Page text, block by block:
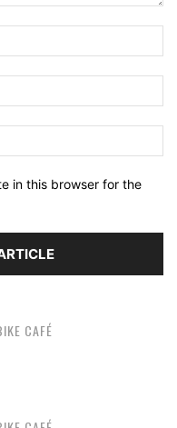
in this browser for the